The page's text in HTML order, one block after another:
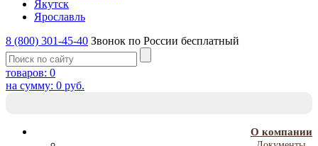
Якутск
Ярославль
8 (800) 301-45-40 Звонок по России бесплатный
товаров: 0
на сумму: 0 руб.
О компании